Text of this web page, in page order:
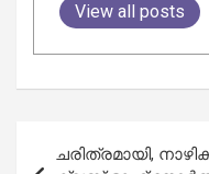
View all posts
ചരിത്രമായി,